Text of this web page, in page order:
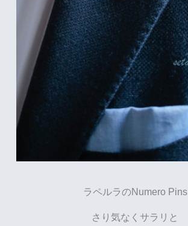
ラペルラのNumero Pins
さり気なくサラリと